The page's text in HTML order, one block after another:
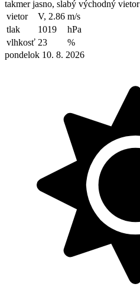
takmer jasno, slabý východný vietor
vietor
V, 2.86 m/s
tlak
1019
hPa
vlhkosť 23
%
pondelok 10. 8. 2026